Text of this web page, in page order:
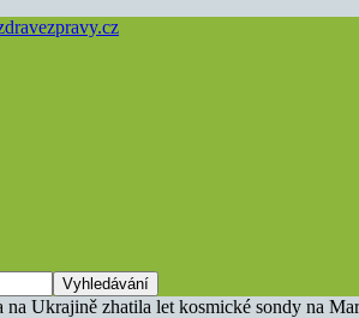
na Ukrajině zhatila let kosmické sondy na